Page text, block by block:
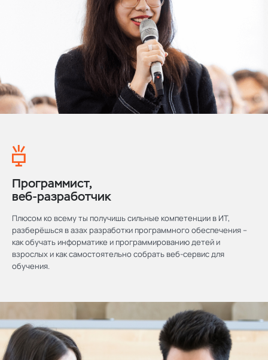
Программист,
веб-разработчик
Плюсом ко всему ты получишь сильные компетенции в ИТ,
разберёшься в азах разработки программного обеспечения –
как обучать информатике и программированию детей и
взрослых и как самостоятельно собрать веб-сервис для
обучения.